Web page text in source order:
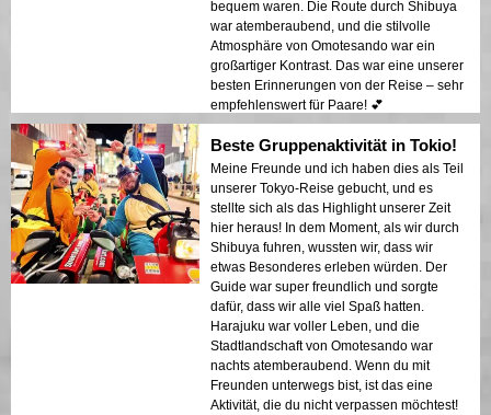
bequem waren. Die Route durch Shibuya
war atemberaubend, und die stilvolle
Atmosphäre von Omotesando war ein
großartiger Kontrast. Das war eine unserer
besten Erinnerungen von der Reise – sehr
empfehlenswert für Paare! 💕
Beste Gruppenaktivität in Tokio!
Meine Freunde und ich haben dies als Teil
unserer Tokyo-Reise gebucht, und es
stellte sich als das Highlight unserer Zeit
hier heraus! In dem Moment, als wir durch
Shibuya fuhren, wussten wir, dass wir
etwas Besonderes erleben würden. Der
Guide war super freundlich und sorgte
dafür, dass wir alle viel Spaß hatten.
Harajuku war voller Leben, und die
Stadtlandschaft von Omotesando war
nachts atemberaubend. Wenn du mit
Freunden unterwegs bist, ist das eine
Aktivität, die du nicht verpassen möchtest!